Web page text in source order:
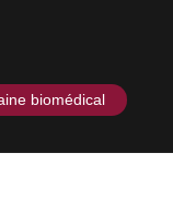
biomédical